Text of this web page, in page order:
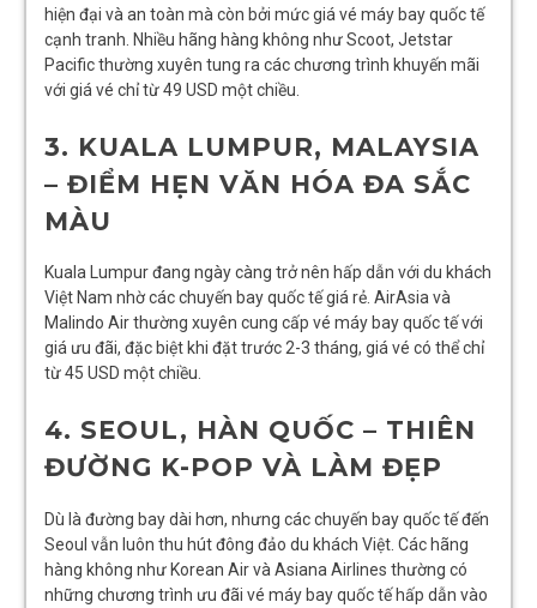
hiện đại và an toàn mà còn bởi mức giá vé máy bay quốc tế
cạnh tranh. Nhiều hãng hàng không như Scoot, Jetstar
Pacific thường xuyên tung ra các chương trình khuyến mãi
với giá vé chỉ từ 49 USD một chiều.
3. KUALA LUMPUR, MALAYSIA
– ĐIỂM HẸN VĂN HÓA ĐA SẮC
MÀU
Kuala Lumpur đang ngày càng trở nên hấp dẫn với du khách
Việt Nam nhờ các chuyến bay quốc tế giá rẻ. AirAsia và
Malindo Air thường xuyên cung cấp vé máy bay quốc tế với
giá ưu đãi, đặc biệt khi đặt trước 2-3 tháng, giá vé có thể chỉ
từ 45 USD một chiều.
4. SEOUL, HÀN QUỐC – THIÊN
ĐƯỜNG K-POP VÀ LÀM ĐẸP
Dù là đường bay dài hơn, nhưng các chuyến bay quốc tế đến
Seoul vẫn luôn thu hút đông đảo du khách Việt. Các hãng
hàng không như Korean Air và Asiana Airlines thường có
những chương trình ưu đãi vé máy bay quốc tế hấp dẫn vào